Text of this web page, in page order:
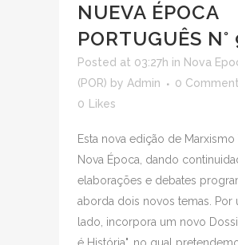
NUEVA ÉPOCA
PORTUGUÊS N°
Posted at 03:27h in Nova
(POR) by Admin
0
0
Likes
Esta nova edição de
Nova Época, dando
elaborações e debates
aborda dois novos temas. Por
lado, incorpora um novo